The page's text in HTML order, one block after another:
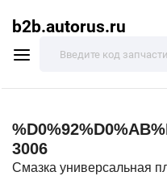
b2b.autorus.ru
3006
Смазка универсальная